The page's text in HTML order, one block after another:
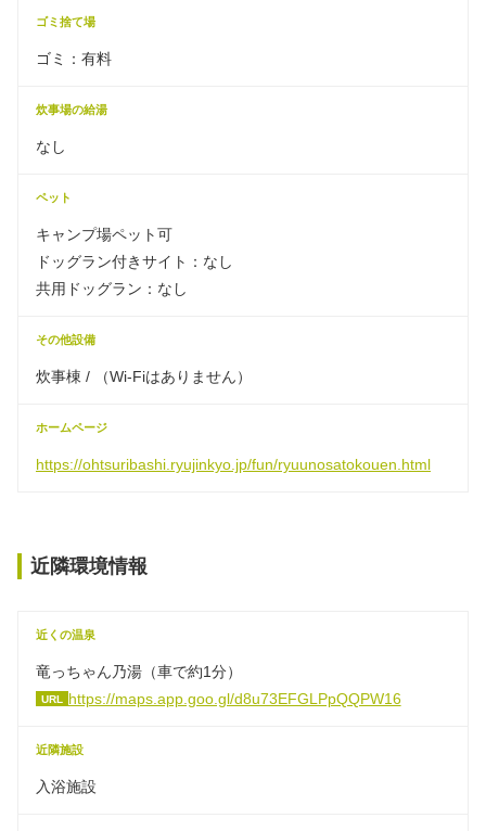
ゴミ捨て場
ゴミ：有料
炊事場の給湯
なし
ペット
キャンプ場ペット可
ドッグラン付きサイト：なし
共用ドッグラン：なし
その他設備
炊事棟 / （Wi-Fiはありません）
ホームページ
https://ohtsuribashi.ryujinkyo.jp/fun/ryuunosatokouen.html
近隣環境情報
近くの温泉
竜っちゃん乃湯（車で約1分）
URL https://maps.app.goo.gl/d8u73EFGLPpQQPW16
近隣施設
入浴施設